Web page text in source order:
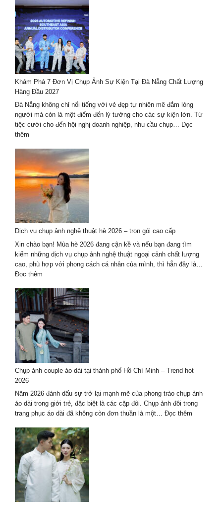
ảnh
gia
đình
phong
cách
Hàn
Quốc
–
xu
mới
nhất
2024-
Khám Phá 7 Đơn Vị Chụp Ảnh Sự Kiện Tại Đà Nẵng Chất Lượng
Hàng Đầu 2027
Đà Nẵng không chỉ nổi tiếng với vẻ đẹp tự nhiên mê đắm lòng
người mà còn là một điểm đến lý tưởng cho các sự kiện lớn. Từ
tiệc cưới cho đến hội nghị doanh nghiệp, nhu cầu chụp… Đọc
thêm
Phá
7
Đơn
Vị
Chụp
Ảnh
Sự
Kiện
Tại
Đà
Nẵng
Chất
Lượng
Đầu
2027
Dịch vụ chụp ảnh nghệ thuật hè 2026 – trọn gói cao cấp
Xin chào bạn! Mùa hè 2026 đang cận kề và nếu bạn đang tìm
kiếm những dịch vụ chụp ảnh nghệ thuật ngoại cảnh chất lượng
cao, phù hợp với phong cách cá nhân của mình, thì hẳn đây là…
Đọc thêm
vụ
chụp
ảnh
nghệ
thuật
hè
2026
–
trọn
cao
cấp
Chụp ảnh couple áo dài tại thành phố Hồ Chí Minh – Trend hot
2026
Năm 2026 đánh dấu sự trở lại mạnh mẽ của phong trào chụp ảnh
áo dài trong giới trẻ, đặc biệt là các cặp đôi. Chụp ảnh đôi trong
trang phục áo dài đã không còn đơn thuần là một… Đọc thêm